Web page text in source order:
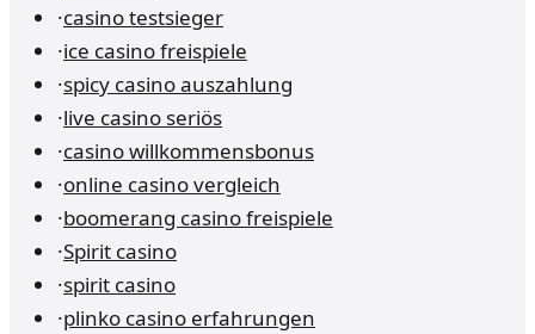
·casino testsieger
·ice casino freispiele
·spicy casino auszahlung
·live casino seriös
·casino willkommensbonus
·online casino vergleich
·boomerang casino freispiele
·Spirit casino
·spirit casino
·plinko casino erfahrungen